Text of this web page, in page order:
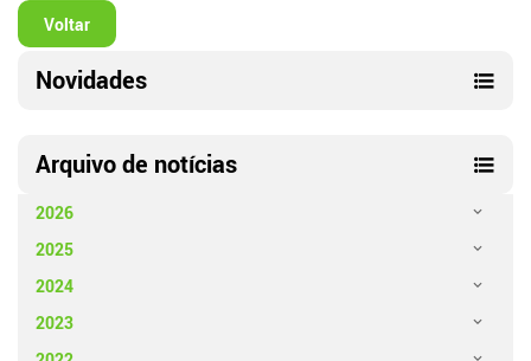
Voltar
Novidades
Arquivo de notícias
2026
2025
2024
2023